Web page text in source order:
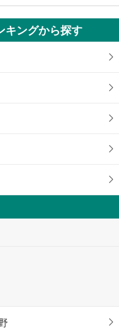
区大塚丹田
キングから探す